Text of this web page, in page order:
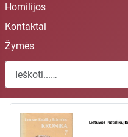
Homilijos
Kontaktai
Žymės
Paieška